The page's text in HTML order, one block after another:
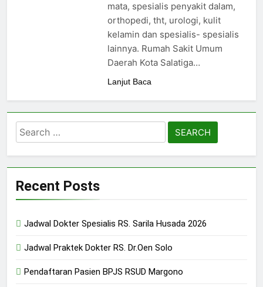
RSUD Banyumas
24/05/2024
mata, spesialis penyakit dalam,
orthopedi, tht, urologi, kulit
kelamin dan spesialis- spesialis
lainnya. Rumah Sakit Umum
Daerah Kota Salatiga…
Lanjut Baca
Search
for:
Recent Posts
Jadwal Dokter Spesialis RS. Sarila Husada 2026
Jadwal Praktek Dokter RS. Dr.Oen Solo
Pendaftaran Pasien BPJS RSUD Margono